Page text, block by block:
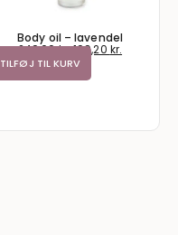
Body oil – lavendel
249,00kr.199,20 kr.
TILFØJ TIL KURV